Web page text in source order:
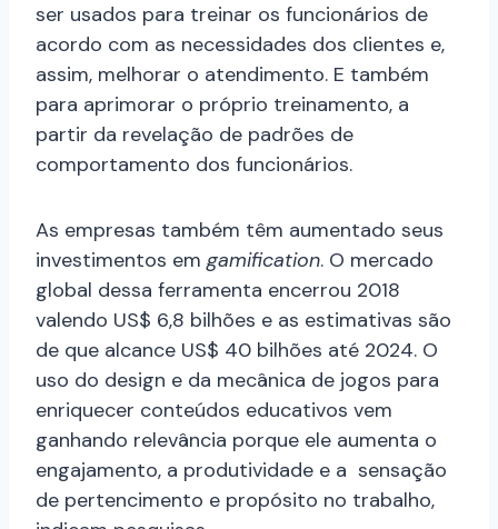
ser usados para treinar os funcionários de
acordo com as necessidades dos clientes e,
assim, melhorar o atendimento. E também
para aprimorar o próprio treinamento, a
partir da revelação de padrões de
comportamento dos funcionários.
As empresas também têm aumentado seus
investimentos emgamification. O mercado
global dessa ferramenta encerrou 2018
valendo US$ 6,8 bilhões e as estimativas são
de que alcance US$ 40 bilhões até 2024. O
uso do design e da mecânica de jogos para
enriquecer conteúdos educativos vem
ganhando relevância porque ele aumenta o
engajamento, a produtividade e a sensação
de pertencimento e propósito no trabalho,